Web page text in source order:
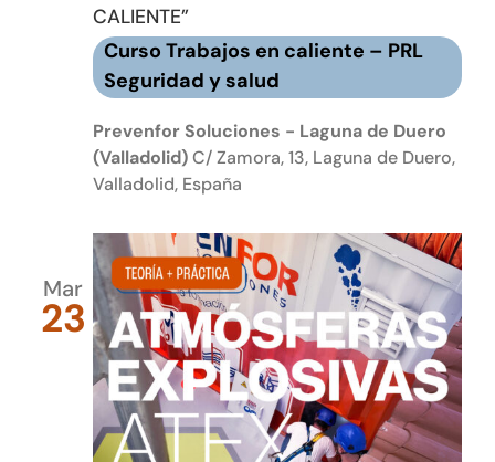
CALIENTE”
Curso Trabajos en caliente – PRL
Seguridad y salud
Prevenfor Soluciones - Laguna de Duero
(Valladolid)C/ Zamora, 13, Laguna de Duero,
Valladolid, España
Mar
23